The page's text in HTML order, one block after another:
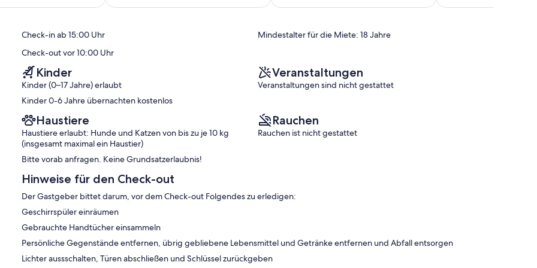
des Gebäudes
Restaurants
wir soweit es uns möglich ist, unsere Einrichtung, sowie
zu gestalten
Manufaktur.
Außergewöhnlich,
Wunderbar,
Check-in ab 15:00 Uhr
Mindestalter für die Miete: 18 Jahre
Check-out vor 10:00 Uhr
Kinder
Kinder (0–17 Jahre) erlaubt
Kinder 0-6 Jahre übernachten kostenlos
Veranstaltungen
Veranstaltungen sind nicht gestattet
Haustiere
Haustiere erlaubt: Hunde und Katzen von bis zu je 10 kg
(insgesamt maximal ein Haustier)
Bitte vorab anfragen. Keine Grundsatzerlaubnis!
Rauchen
Rauchen ist nicht gestattet
Hinweise für den Check-out
Der Gastgeber bittet darum, vor dem Check-out Folgendes zu erledigen:
Geschirrspüler einräumen
Gebrauchte Handtücher einsammeln
Persönliche Gegenstände entfernen, übrig gebliebene Lebensmittel und Getränke entfernen und Abfall entsorgen
Lichter aussschalten, Türen abschließen und Schlüssel zurückgeben